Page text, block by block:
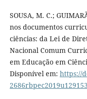
SOUSA, M. C.;
nos documentos
ciências: da Lei de
Nacional Comum
em Educação em
Disponível em: https://
2686rbpec2019u129153